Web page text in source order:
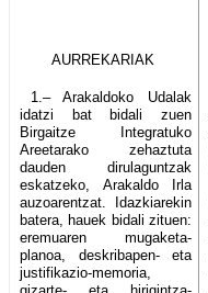
AURREKARIAK
1.– Arakaldoko Udalak
idatzi bat bidali zuen
Birgaitze Integratuko
Areetarako zehaztuta
dauden dirulaguntzak
eskatzeko, Arakaldo Irla
auzoarentzat. Idazkiarekin
batera, hauek bidali zituen:
eremuaren mugaketa-
planoa, deskribapen- eta
justifikazio-memoria,